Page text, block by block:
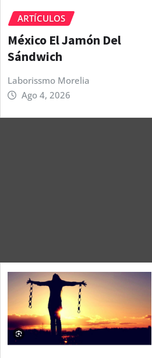
ARTÍCULOS
México El Jamón Del
Sándwich
Laborissmo Morelia
Ago 4, 2026